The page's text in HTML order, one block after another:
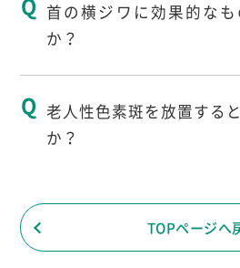
女性ホルモンが影響してい
ますが、洗顔による物理的
首の横ジワに効果的な
か？
老人性色素斑を放置する
か？
TOPページへ